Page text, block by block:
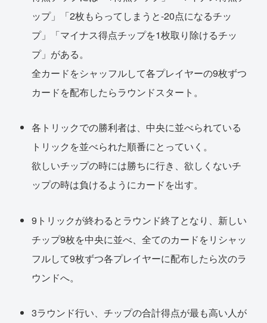
ップ」「2枚もらってしまうと-20点になるチッ
プ」「マイナス得点チップを1枚取り除けるチッ
プ」がある。
全カードをシャッフルして各プレイヤーの9枚ずつ
カードを配布したらラウンドスタート。
各トリックでの勝利者は、中央に並べられている
トリックを並べられた順番にとっていく。
欲しいチップの時には勝ちに行き、欲しくないチ
ップの時は負けるようにカードを出す。
9トリックが終わるとラウンド終了となり、新しい
チップ9枚を中央に並べ、全てのカードをリシャッ
フルして9枚ずつ各プレイヤーに配布したら次のラ
ウンドへ。
3ラウンド行い、チップの合計得点が最も高い人が